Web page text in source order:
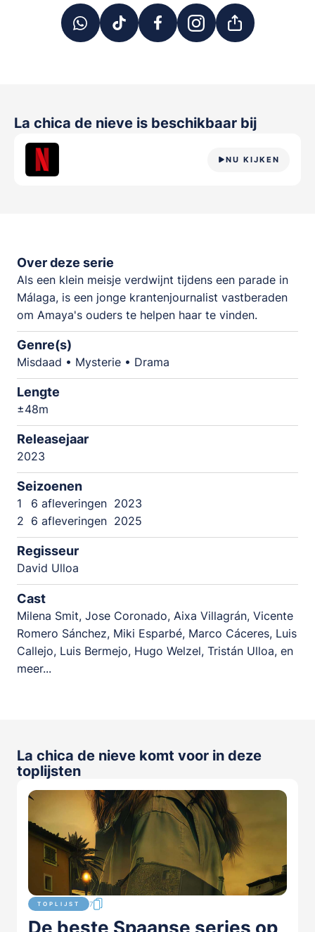
La chica de nieve is beschikbaar bij
NU KIJKEN
Over deze serie
Als een klein meisje verdwijnt tijdens een parade in
Málaga, is een jonge krantenjournalist vastberaden
om Amaya's ouders te helpen haar te vinden.
Genre(s)
Misdaad • Mysterie • Drama
Lengte
±48m
Releasejaar
2023
Seizoenen
1 6 afleveringen 2023
2 6 afleveringen 2025
Regisseur
David Ulloa
Cast
Milena Smit, Jose Coronado, Aixa Villagrán, Vicente
Romero Sánchez, Miki Esparbé, Marco Cáceres, Luis
Callejo, Luis Bermejo, Hugo Welzel, Tristán Ulloa, en
meer...
La chica de nieve komt voor in deze
toplijsten
TOPLIJST 7
De beste Spaanse series op